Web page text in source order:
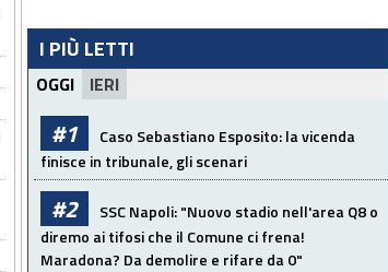
I PIÙ LETTI
OGGI IERI
#1
Caso Sebastiano Esposito: la vicenda
finisce in tribunale, gli scenari
#2
SSC Napoli: "Nuovo stadio nell'area Q8 o
diremo ai tifosi che il Comune ci frena!
Maradona? Da demolire e rifare da 0"